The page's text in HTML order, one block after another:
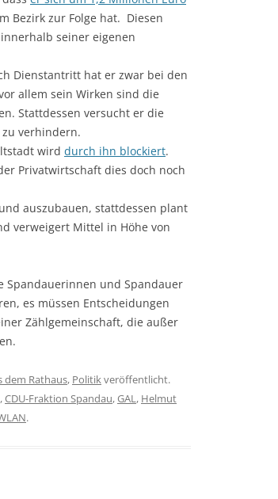
Bezirk zur Folge hat. Diesen
seiner eigenen
Dienstantritt hat er zwar bei den
allem sein Wirken sind die
Stattdessen versucht er die
verhindern.
wird durch ihn blockiert.
Privatwirtschaft dies doch noch
auszubauen, stattdessen plant
verweigert Mittel in Höhe von
Spandauerinnen und Spandauer
es müssen Entscheidungen
Zählgemeinschaft, die außer
dem Rathaus, Politikveröffentlicht.
,CDU-Fraktion Spandau,GAL, Helmut
.